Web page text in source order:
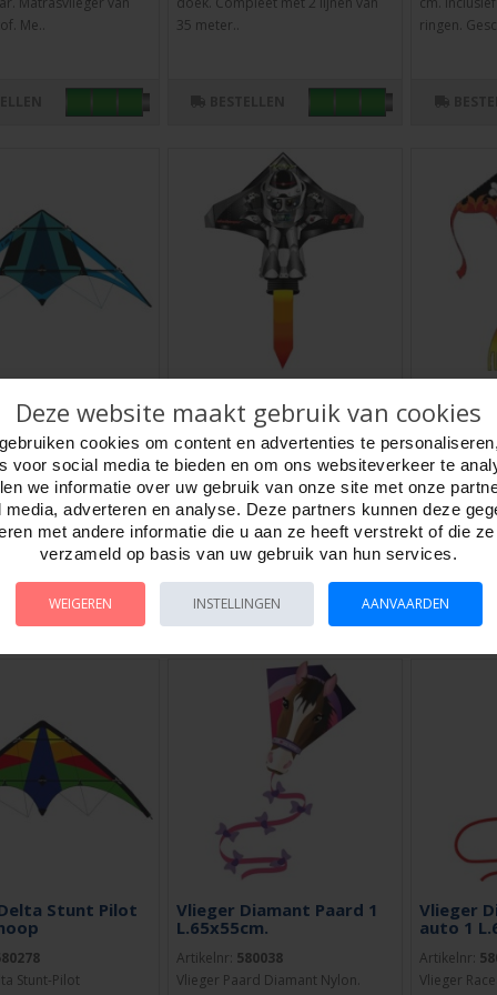
Me..
35 meter..
ringen.
1.6
5mm Knoop
1.6 Nylon Delta
160 x 80 cm.
5 mm. Inclusief
Vlieger Delta Challenger
1lijns 100x137 cm.
Artikelnr: 580090
Vlieger Delta Challenger nylon.
Afmeting 100 x 137 cm.Met fiber
stokken, 1 lijn met handgreep.
Verp..
BESTELLEN
Vlieger
Artikelnr:
Vlieger
Afmeting:
fiber. 1
Stunt Pilot
Stunt-Pilot
Vlieger Diamant Paard 1
L.65x55cm.
Artikelnr: 580038
Vlieger Paard Diamant Nylon.
Vlieger
auto 1
Artikelnr:
Vlieger
Deze website maakt gebruik van cookies
cookies om content en advertenties te
voor social media te bieden en om ons websiteverkeer te
we informatie over uw gebruik van onze site met onze
media, adverteren en analyse. Deze partners kunnen deze
met andere informatie die u aan ze heeft verstrekt of die
verzameld op basis van uw gebruik van hun services.
WEIGEREN INSTELLINGEN AANVAARDEN